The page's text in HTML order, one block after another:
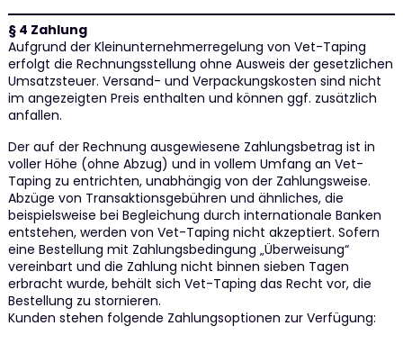
§ 4 Zahlung
Aufgrund der Kleinunternehmerregelung von Vet-Taping
erfolgt die Rechnungsstellung ohne Ausweis der gesetzlichen
Umsatzsteuer. Versand- und Verpackungskosten sind nicht
im angezeigten Preis enthalten und können ggf. zusätzlich
anfallen.
Der auf der Rechnung ausgewiesene Zahlungsbetrag ist in
voller Höhe (ohne Abzug) und in vollem Umfang an Vet-
Taping zu entrichten, unabhängig von der Zahlungsweise.
Abzüge von Transaktionsgebühren und ähnliches, die
beispielsweise bei Begleichung durch internationale Banken
entstehen, werden von Vet-Taping nicht akzeptiert. Sofern
eine Bestellung mit Zahlungsbedingung „Überweisung“
vereinbart und die Zahlung nicht binnen sieben Tagen
erbracht wurde, behält sich Vet-Taping das Recht vor, die
Bestellung zu stornieren.
Kunden stehen folgende Zahlungsoptionen zur Verfügung: